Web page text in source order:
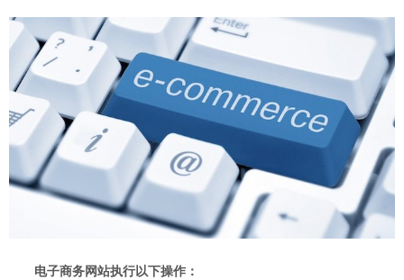
电子商务网站执行以下操作：